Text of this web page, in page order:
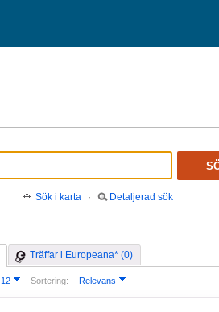
Sök i karta · Detaljerad sök
Träffar i Europeana* (0)
12 Sortering: Relevans